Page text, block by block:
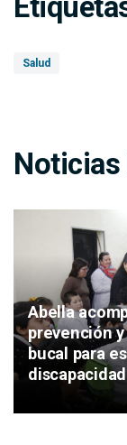
Salud
Noticias
Abella
prevención
bucal para
discapacidad